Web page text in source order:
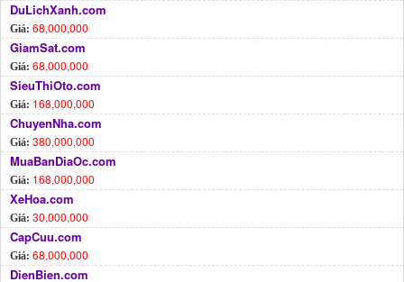
DuLichXanh.com
Giá: 68,000,000
GiamSat.com
Giá: 68,000,000
SieuThiOto.com
Giá: 168,000,000
ChuyenNha.com
Giá: 380,000,000
MuaBanDiaOc.com
Giá: 168,000,000
XeHoa.com
Giá: 30,000,000
CapCuu.com
Giá: 68,000,000
DienBien.com